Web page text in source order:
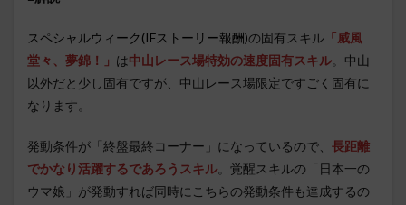
スペシャルウィーク(IFストーリー報酬)の固有スキル 「威風
堂々、夢錦！」 は中山レース場特効の速度固有スキル。中山
以外だと少し固有ですが、中山レース場限定ですごく固有に
なります。
発動条件が「終盤最終コーナー」になっているので、 長距離
でかなり活躍するであろうスキル。覚醒スキルの「日本一の
ウマ娘」が発動すれば同時にこちらの発動条件も達成するの